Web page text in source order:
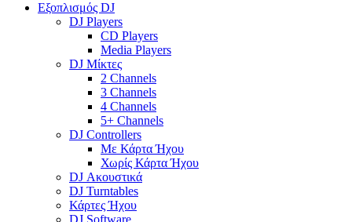
Εξοπλισμός DJ
DJ Players
CD Players
Media Players
DJ Μίκτες
2 Channels
3 Channels
4 Channels
5+ Channels
DJ Controllers
Με Κάρτα Ήχου
Χωρίς Κάρτα Ήχου
DJ Ακουστικά
DJ Turntables
Κάρτες Ήχου
DJ Software